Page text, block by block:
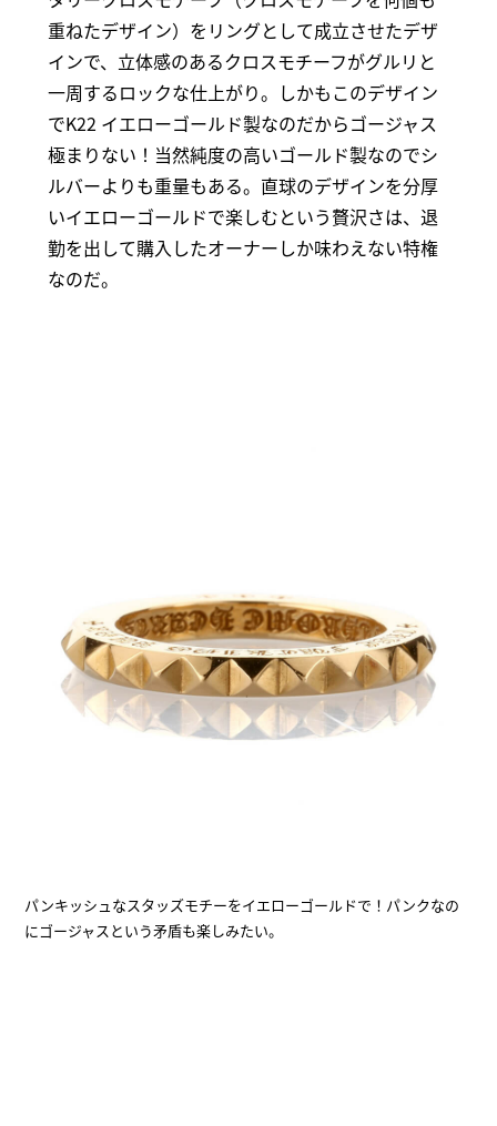
重ねたデザイン）をリングとして成立させたデザ
インで、立体感のあるクロスモチーフがグルリと
一周するロックな仕上がり。しかもこのデザイン
でK22 イエローゴールド製なのだからゴージャス
極まりない！当然純度の高いゴールド製なのでシ
ルバーよりも重量もある。直球のデザインを分厚
いイエローゴールドで楽しむという贅沢さは、退
勤を出して購入したオーナーしか味わえない特権
なのだ。
パンキッシュなスタッズモチーをイエローゴールドで！パンクなの
にゴージャスという矛盾も楽しみたい。